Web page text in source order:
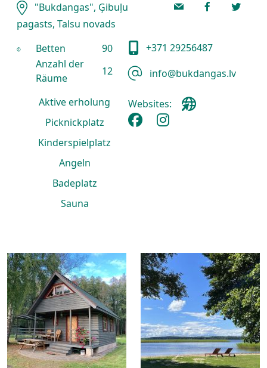
"Bukdangas", Ģibuļu
pagasts, Talsu novads
Betten
90
Anzahl der
Räume
12
Aktive erholung
Picknickplatz
Kinderspielplatz
Angeln
Badeplatz
Sauna
+371 29256487
info@bukdangas.lv
Websites: